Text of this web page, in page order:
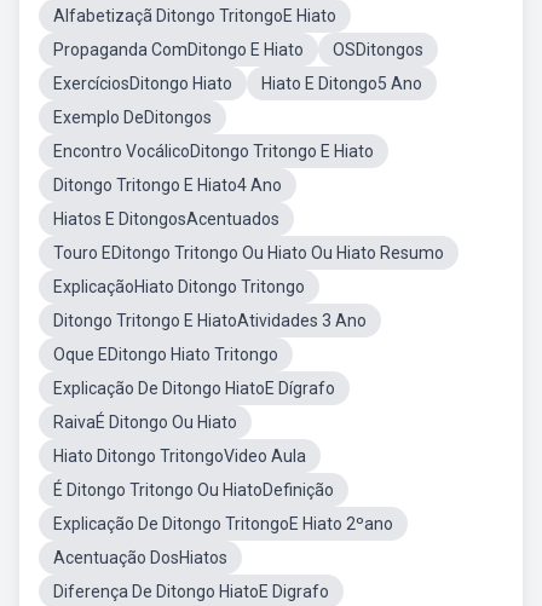
Alfabetizaçã Ditongo TritongoE Hiato
Propaganda ComDitongo E Hiato
OSDitongos
ExercíciosDitongo Hiato
Hiato E Ditongo5 Ano
Exemplo DeDitongos
Encontro VocálicoDitongo Tritongo E Hiato
Ditongo Tritongo E Hiato4 Ano
Hiatos E DitongosAcentuados
Touro EDitongo Tritongo Ou Hiato Ou Hiato Resumo
ExplicaçãoHiato Ditongo Tritongo
Ditongo Tritongo E HiatoAtividades 3 Ano
Oque EDitongo Hiato Tritongo
Explicação De Ditongo HiatoE Dígrafo
RaivaÉ Ditongo Ou Hiato
Hiato Ditongo TritongoVideo Aula
É Ditongo Tritongo Ou HiatoDefinição
Explicação De Ditongo TritongoE Hiato 2ºano
Acentuação DosHiatos
Diferença De Ditongo HiatoE Digrafo